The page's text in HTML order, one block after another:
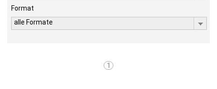
Format
alle Formate
1